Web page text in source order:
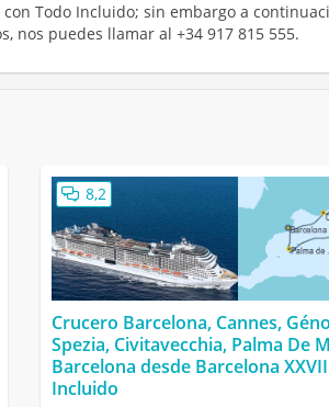
Todo Incluido; sin embargo a
nos puedes llamar al +34 917 815 555.
8,2
Crucero Barcelona, Cannes,
Spezia, Civitavecchia, Palma De
Barcelona desde Barcelona
Incluido